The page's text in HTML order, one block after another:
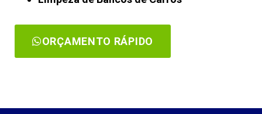
ORÇAMENTO RÁPIDO